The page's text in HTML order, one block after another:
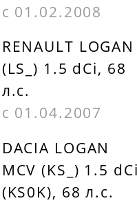
с 01.02.2008
RENAULT
(LS_) 1.5 dCi, 68
л.с.
с 01.04.2007
DACIA LOGAN
MCV (KS_) 1.5
(KS0K), 68 л.с.